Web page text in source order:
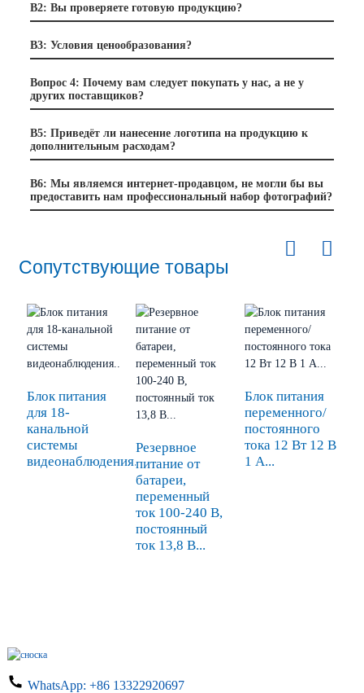
В2: Вы проверяете готовую продукцию?
В3: Условия ценообразования?
Вопрос 4: Почему вам следует покупать у нас, а не у
других поставщиков?
В5: Приведёт ли нанесение логотипа на продукцию к
дополнительным расходам?
В6: Мы являемся интернет-продавцом, не могли бы вы
предоставить нам профессиональный набор фотографий?
Сопутствующие товары
Блок питания
для 18-
канальной
системы
видеонаблюдения...
Резервное
питание от
батареи,
переменный
ток 100-240 В,
постоянный
ток 13,8 В...
Блок питания
переменного/
постоянного
тока 12 Вт 12 В
1 А...
WhatsApp: +86 13322920697